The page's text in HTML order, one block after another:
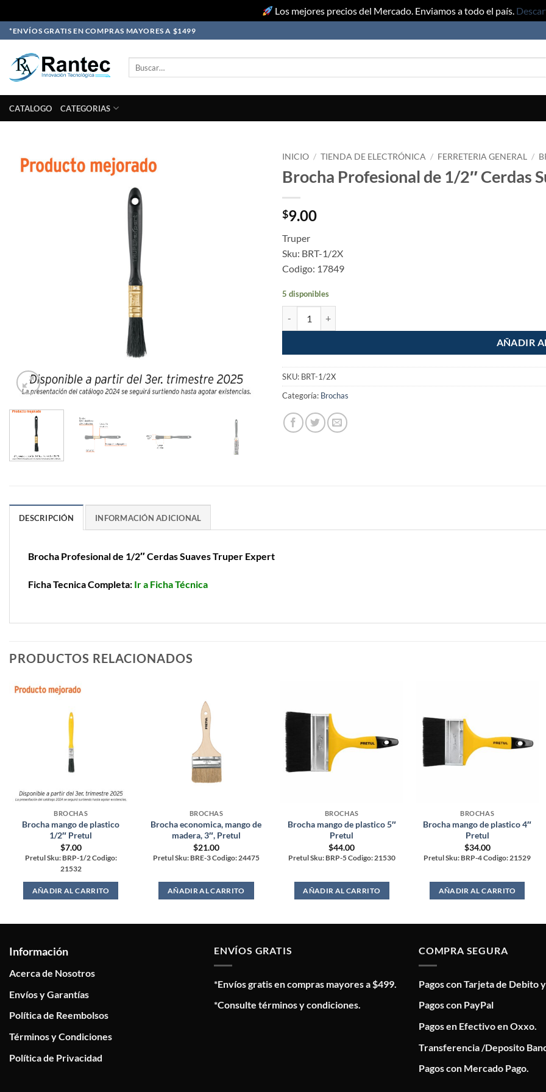
Los mejores precios del Mercado. Enviamos a todo el país.
Skip
to
content
*ENVÍOS GRATIS EN COMPRAS MAYORES A $1499
CATALOGO CATEGORIAS
INICIO / TIENDA DE ELECTRÓNICA / FERRETERIA GENERAL /
Brocha Profesional de 1/2″ Cerdas
$9.00
Truper
Sku: BRT-1/2X
Codigo: 17849
5 disponibles
AÑADIR
SKU: BRT-1/2X
Categoría: Brochas
DESCRIPCIÓN INFORMACIÓN ADICIONAL
Brocha Profesional de 1/2″ Cerdas Suaves Truper Expert
Ficha Tecnica Completa: Ir a Ficha Técnica
PRODUCTOS RELACIONADOS
BROCHAS
Brocha mango de plastico
1/2″ Pretul
$7.00
Pretul Sku: BRP-1/2 Codigo:
21532
AÑADIR AL CARRITO
BROCHAS
Brocha economica, mango de
madera, 3″, Pretul
$21.00
Pretul Sku: BRE-3 Codigo: 24475
AÑADIR AL CARRITO
BROCHAS
Brocha mango de plastico 5″
Pretul
$44.00
Pretul Sku: BRP-5 Codigo: 21530
AÑADIR AL CARRITO
BROCHAS
Brocha mango de plastico 4″
Pretul
$34.00
Pretul Sku: BRP-4 Codigo: 21529
AÑADIR AL CARRITO
Información
Acerca de Nosotros
Envíos y Garantías
Política de Reembolsos
Términos y Condiciones
Política de Privacidad
ENVÍOS GRATIS
*Envíos gratis en compras mayores a $499.
*Consulte términos y condiciones.
COMPRA SEGURA
Pagos con Tarjeta de Debito
Pagos con PayPal
Pagos en Efectivo en Oxxo.
Transferencia /Deposito
Pagos con Mercado Pago.